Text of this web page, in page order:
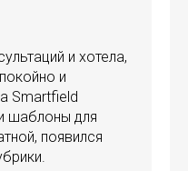
и хотела,
и
Smartfield
шаблоны для
появился